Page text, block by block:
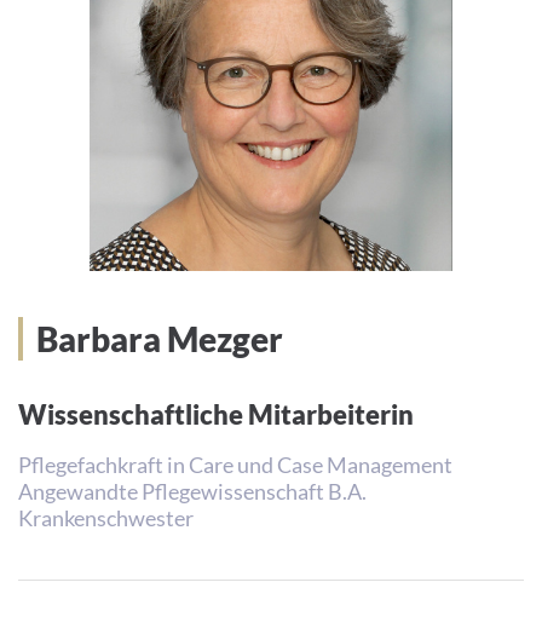
Barbara Mezger
Wissenschaftliche Mitarbeiterin
Pflegefachkraft in Care und Case Management
Angewandte Pflegewissenschaft B.A.
Krankenschwester